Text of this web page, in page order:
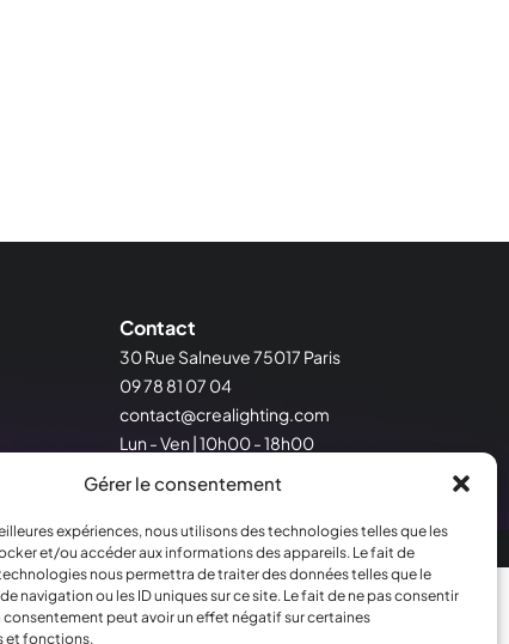
Gérer le consentement
expériences, nous utilisons des technologies telles que les
et/ou accéder aux informations des appareils. Le fait de
nous permettra de traiter des données telles que le
navigation ou les ID uniques sur ce site. Le fait de ne pas consentir
consentement peut avoir un effet négatif sur certaines
et fonctions.
Contact
30 Rue Salneuve 75017 Paris
09 78 81 07 04
contact@crealighting.com
Lun - Ven | 10h00 - 18h00